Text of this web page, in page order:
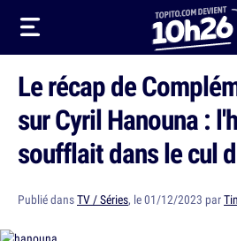
Le récap de
sur Cyril Hanouna :
soufflait dans le cul
Publié dansTV / Séries, le 01/12/2023 par